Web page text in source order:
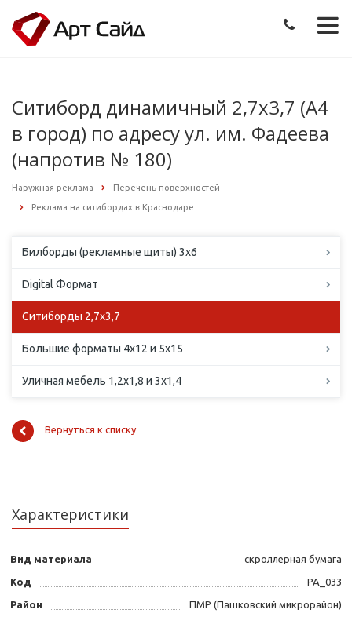
Ситиборд динамичный 2,7х3,7 (А4
в город) по адресу ул. им. Фадеева
(напротив № 180)
Наружная реклама Перечень поверхностей
Реклама на ситибордах в Краснодаре
Билборды (рекламные щиты) 3х6
Digital Формат
Ситиборды 2,7х3,7
Большие форматы 4х12 и 5х15
Уличная мебель 1,2х1,8 и 3х1,4
Вернуться к списку
Характеристики
Вид материала скроллерная бумага
Код PA_033
Район ПМР (Пашковский микрорайон)